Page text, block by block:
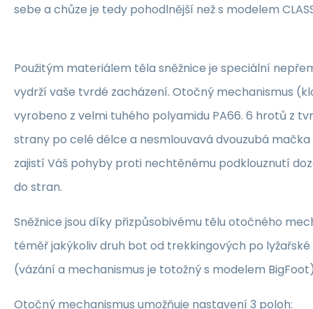
sebe a chůze je tedy pohodlnější než s modelem
Použitým materiálem těla sněžnice je speciální
vydrží vaše tvrdé zacházení. Otočný mechanismus
vyrobeno z velmi tuhého polyamidu PA66. 6 hrotů z
strany po celé délce a nesmlouvavá dvouzubá
zajistí Váš pohyby proti nechtěnému podklouznutí
do stran.
Sněžnice jsou díky přizpůsobivému tělu otočného
téměř jakýkoliv druh bot od trekkingových po
(vázání a mechanismus je totožný s modelem
Otočný mechanismus umožňuje nastavení 3 poloh: